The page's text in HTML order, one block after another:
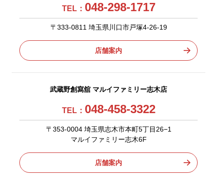
TEL： 048-298-1717
〒333-0811 埼玉県川口市戸塚4-26-19
店舗案内
武蔵野創寫舘 マルイファミリー志木店
TEL： 048-458-3322
〒353-0004 埼玉県志木市本町5丁目26−1
マルイファミリー志木6F
店舗案内